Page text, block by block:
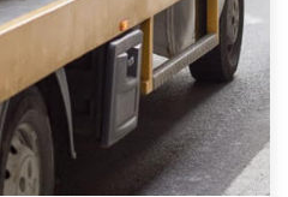
Ford, Honda, Hyundai,
Mitsubishi, Nissan, Opel,
Seat, Skoda, Suzuki, Tesla,